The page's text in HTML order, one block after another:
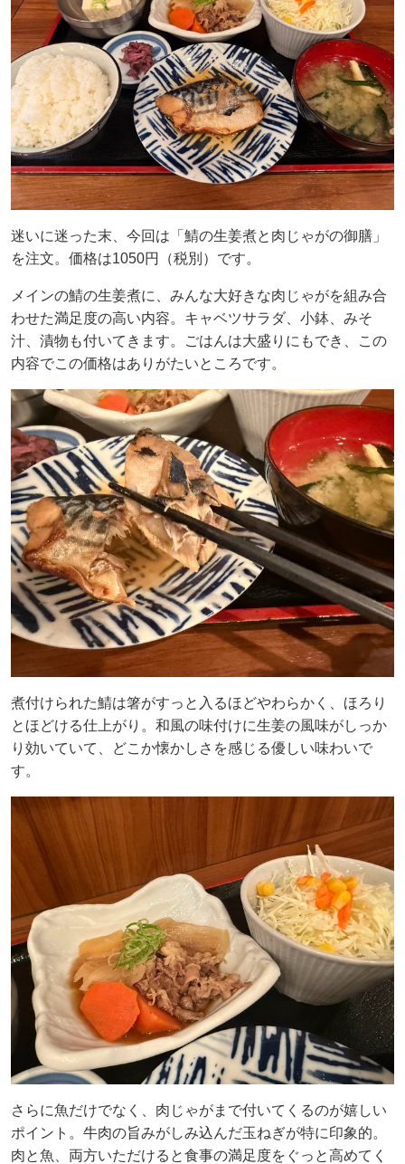
迷いに迷った末、今回は「鯖の生姜煮と肉じゃがの御膳」
を注文。価格は1050円（税別）です。
メインの鯖の生姜煮に、みんな大好きな肉じゃがを組み合
わせた満足度の高い内容。キャベツサラダ、小鉢、みそ
汁、漬物も付いてきます。ごはんは大盛りにもでき、この
内容でこの価格はありがたいところです。
煮付けられた鯖は箸がすっと入るほどやわらかく、ほろり
とほどける仕上がり。和風の味付けに生姜の風味がしっか
り効いていて、どこか懐かしさを感じる優しい味わいで
す。
さらに魚だけでなく、肉じゃがまで付いてくるのが嬉しい
ポイント。牛肉の旨みがしみ込んだ玉ねぎが特に印象的。
肉と魚、両方いただけると食事の満足度をぐっと高めてく